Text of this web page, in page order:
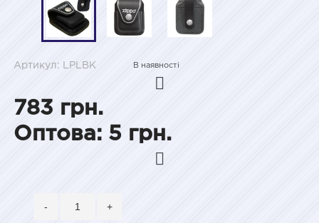
Артикул: LPLBK В наявності
783 грн.
Оптова: 5 грн.
- +